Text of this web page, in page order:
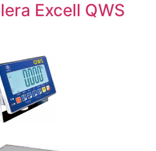
Excell QWS